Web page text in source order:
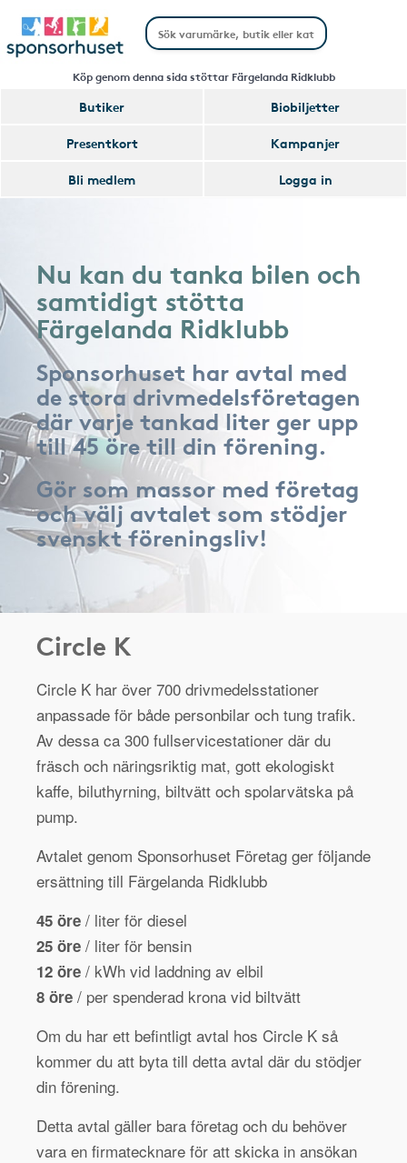
Köp genom denna sida stöttar Färgelanda Ridklubb
Butiker
Biobiljetter
Presentkort
Kampanjer
Bli medlem
Logga in
Nu kan du tanka bilen och
samtidigt stötta
Färgelanda Ridklubb
Sponsorhuset har avtal med
de stora drivmedelsföretagen
där varje tankad liter ger upp
till 45 öre till din förening.
Gör som massor med företag
och välj avtalet som stödjer
svenskt föreningsliv!
Circle K
Circle K har över 700 drivmedelsstationer
anpassade för både personbilar och tung trafik.
Av dessa ca 300 fullservicestationer där du
fräsch och näringsriktig mat, gott ekologiskt
kaffe, biluthyrning, biltvätt och spolarvätska på
pump.
Avtalet genom Sponsorhuset Företag ger följande
ersättning till Färgelanda Ridklubb
45 öre / liter för diesel
25 öre / liter för bensin
12 öre / kWh vid laddning av elbil
8 öre / per spenderad krona vid biltvätt
Om du har ett befintligt avtal hos Circle K så
kommer du att byta till detta avtal där du stödjer
din förening.
Detta avtal gäller bara företag och du behöver
vara en firmatecknare för att skicka in ansökan